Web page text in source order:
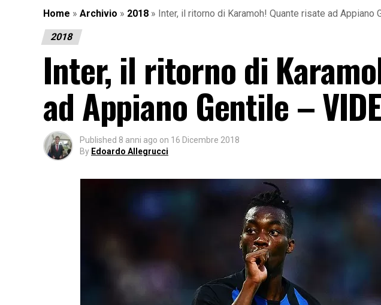
Home » Archivio » 2018 » Inter, il ritorno di Karamoh! Quante risate ad Appiano
2018
Inter, il ritorno di
ad Appiano Gentile –
Published 8 anni ago on 16 Dicembre 2018
By Edoardo Allegrucci